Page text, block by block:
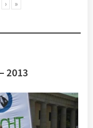
› »
2013